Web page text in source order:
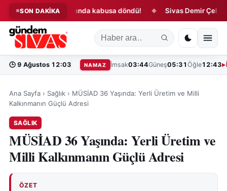
SON DAKİKA
havalimanında kabusa döndü! ◆ Sivas Demir Çelik için
🕒 9 Ağustos 12:03 NAMAZ İmsak03:44Güneş05:31 Öğle12:43
Ana Sayfa › Sağlık › MÜSİAD 36 Yaşında: Yerli Üretim ve Milli
Kalkınmanın Güçlü Adresi
SAĞLIK
MÜSİAD 36 Yaşında: Yerli Üretim ve
Milli Kalkınmanın Güçlü Adresi
ÖZET